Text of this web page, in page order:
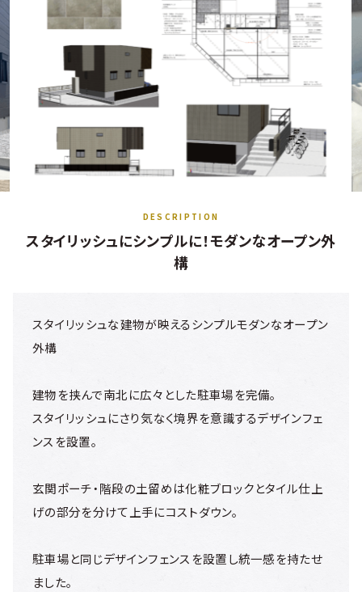
スタイリッシュにシンプルに！モダンなオープン外
構
スタイリッシュな建物が映えるシンプルモダンなオープン
外構
建物を挟んで南北に広々とした駐車場を完備。
スタイリッシュにさり気なく境界を意識するデザインフェ
ンスを設置。
玄関ポーチ・階段の土留めは化粧ブロックとタイル仕上
げの部分を分けて上手にコストダウン。
駐車場と同じデザインフェンスを設置し統一感を持たせ
ました。